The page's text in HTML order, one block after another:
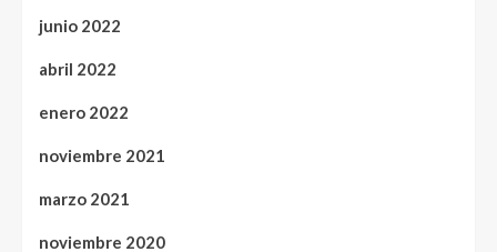
junio 2022
abril 2022
enero 2022
noviembre 2021
marzo 2021
noviembre 2020